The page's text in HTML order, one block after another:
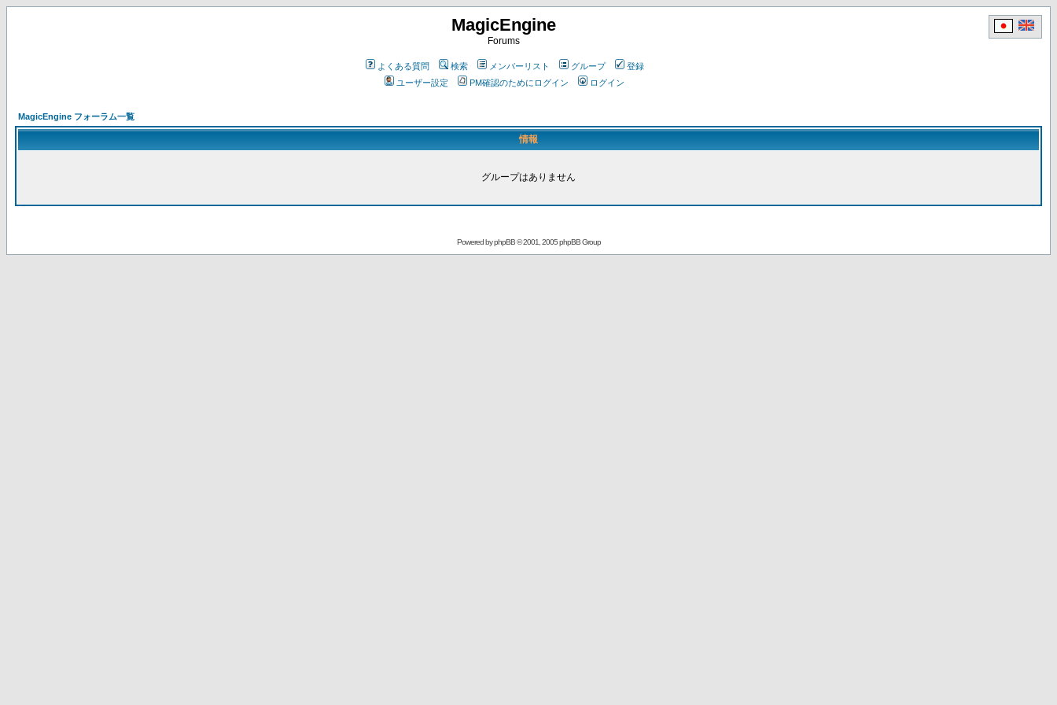
MagicEngine
Forums
よくある質問 検索 メンバーリスト グループ
登録
ユーザー設定
PM確認のためにログイン ログイン
MagicEngine フォーラム一覧
情報
グループはありません
Powered byphpBB© 2001, 2005 phpBB Group